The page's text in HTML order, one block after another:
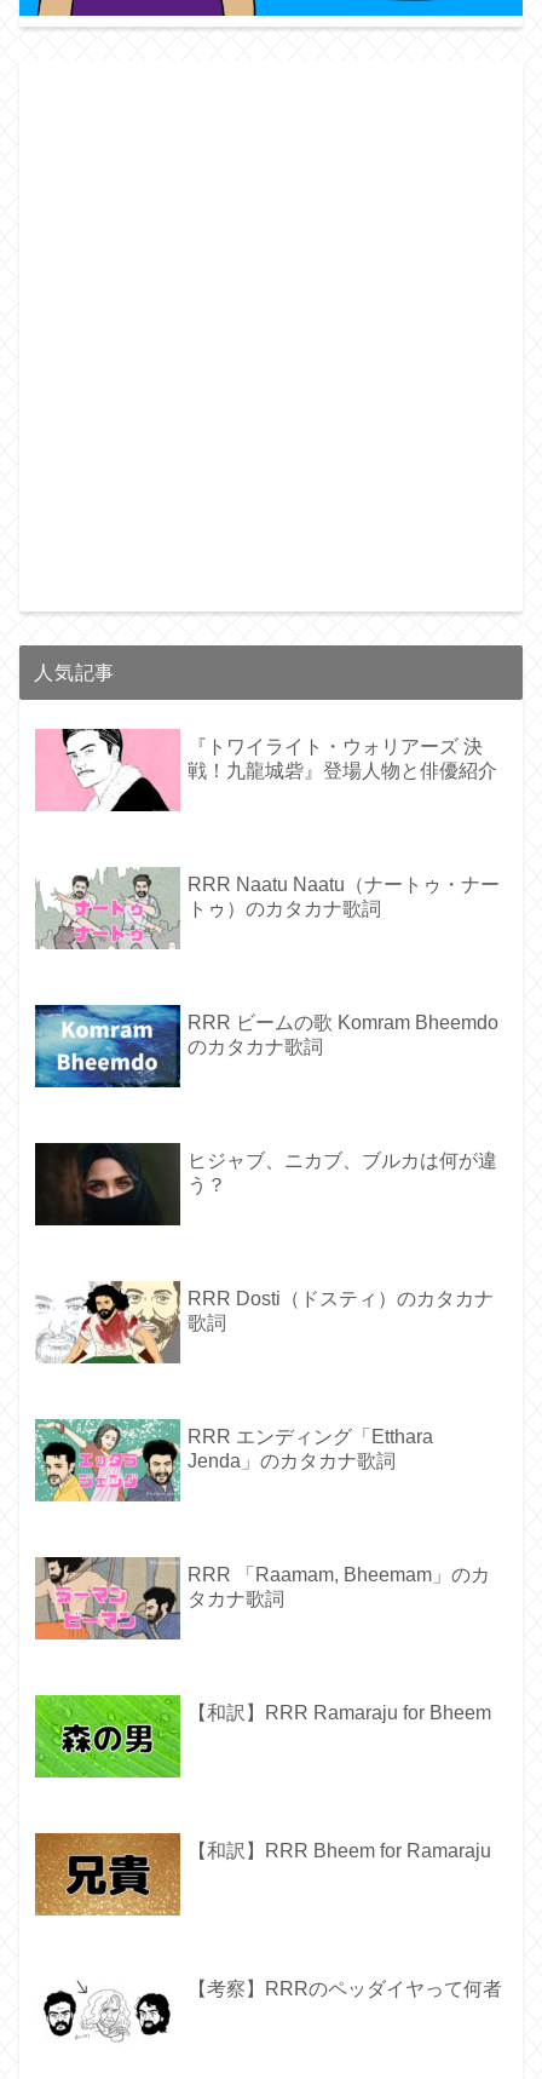
人気記事
『トワイライト・ウォリアーズ 決
戦！九龍城砦』登場人物と俳優紹介
RRR Naatu Naatu（ナートゥ・ナー
トゥ）のカタカナ歌詞
RRR ビームの歌 Komram Bheemdo
のカタカナ歌詞
ヒジャブ、ニカブ、ブルカは何が違
う？
RRR Dosti（ドスティ）のカタカナ
歌詞
RRR エンディング「Etthara
Jenda」のカタカナ歌詞
RRR 「Raamam, Bheemam」のカ
タカナ歌詞
【和訳】RRR Ramaraju for Bheem
【和訳】RRR Bheem for Ramaraju
【考察】RRRのペッダイヤって何者